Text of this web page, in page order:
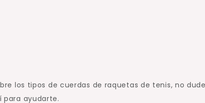
los tipos de cuerdas de raquetas de tenis, no
para ayudarte.